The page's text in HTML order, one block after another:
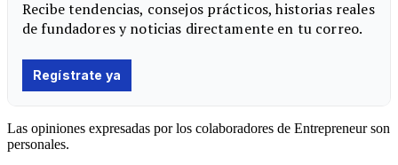
Las opiniones expresadas por los colaboradores de Entrepreneur son
personales.